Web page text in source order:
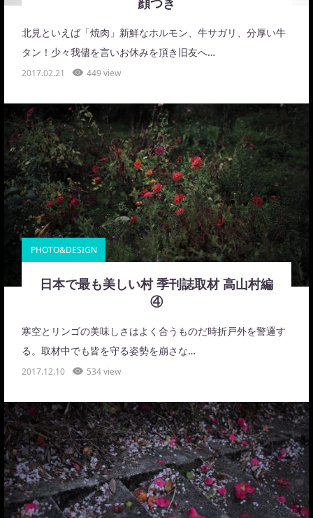
顔つき
北見といえば「焼肉」新鮮なホルモン、牛サガリ、分厚い牛
タン！少々我儘を言いお休みを頂き旧友へ…
2017.02.21 449 view
PHOTO&DESIGN
日本で最も美しい村 季刊誌取材 高山村編
④
寒空とリンゴの美味しさはよく合うものだ時折戸外を警邏す
る。取材中でも皆を守る姿勢を崩さな…
2017.12.10 534 view